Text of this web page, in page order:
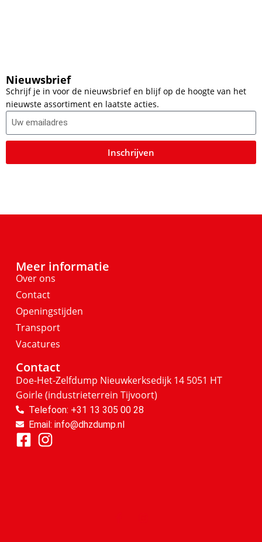
Nieuwsbrief
Schrijf je in voor de nieuwsbrief en blijf op de hoogte van het
nieuwste assortiment en laatste acties.
Inschrijven
Meer informatie
Over ons
Contact
Openingstijden
Transport
Vacatures
Contact
Doe-Het-Zelfdump Nieuwkerksedijk 14 5051 HT
Goirle(industrieterrein Tijvoort)
Telefoon: +31 13 305 00 28
Email: info@dhzdump.nl